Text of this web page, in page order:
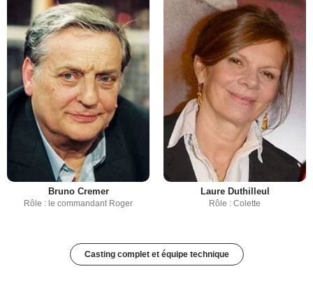
Bruno Cremer
Rôle : le commandant Roger
Laure Duthilleul
Rôle : Colette
Casting complet et équipe technique